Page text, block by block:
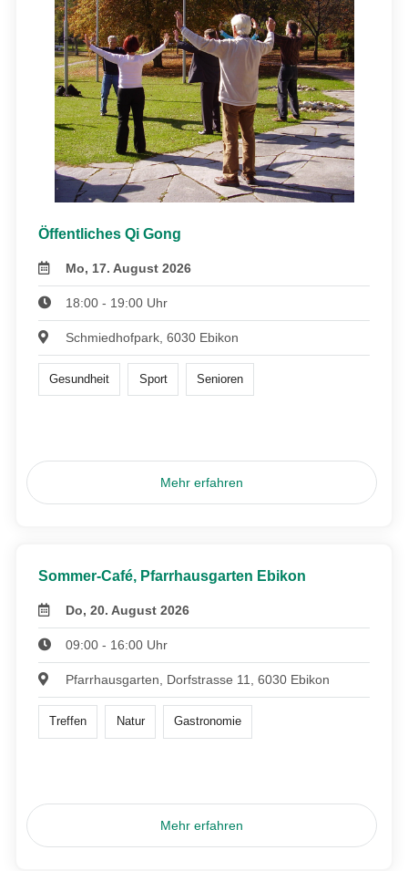
Öffentliches Qi Gong
Mo, 17. August 2026
18:00 - 19:00 Uhr
Schmiedhofpark, 6030 Ebikon
Gesundheit Sport Senioren
Mehr erfahren
Sommer-Café, Pfarrhausgarten Ebikon
Do, 20. August 2026
09:00 - 16:00 Uhr
Pfarrhausgarten, Dorfstrasse 11, 6030 Ebikon
Treffen Natur Gastronomie
Mehr erfahren